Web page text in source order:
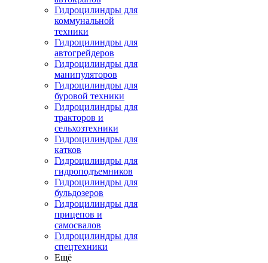
Гидроцилиндры для
коммунальной
техники
Гидроцилиндры для
автогрейдеров
Гидроцилиндры для
манипуляторов
Гидроцилиндры для
буровой техники
Гидроцилиндры для
тракторов и
сельхозтехники
Гидроцилиндры для
катков
Гидроцилиндры для
гидроподъемников
Гидроцилиндры для
бульдозеров
Гидроцилиндры для
прицепов и
самосвалов
Гидроцилиндры для
спецтехники
Ещё